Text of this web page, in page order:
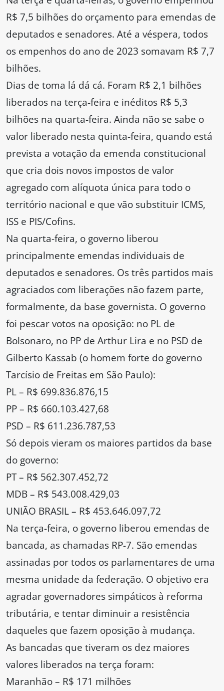
R$ 7,5 bilhões do orçamento para emendas de
deputados e senadores. Até a véspera, todos
os empenhos do ano de 2023 somavam R$ 7,7
bilhões.
Dias de toma lá dá cá. Foram R$ 2,1 bilhões
liberados na terça-feira e inéditos R$ 5,3
bilhões na quarta-feira. Ainda não se sabe o
valor liberado nesta quinta-feira, quando está
prevista a votação da emenda constitucional
que cria dois novos impostos de valor
agregado com alíquota única para todo o
território nacional e que vão substituir ICMS,
ISS e PIS/Cofins.
Na quarta-feira, o governo liberou
principalmente emendas individuais de
deputados e senadores. Os três partidos mais
agraciados com liberações não fazem parte,
formalmente, da base governista. O governo
foi pescar votos na oposição: no PL de
Bolsonaro, no PP de Arthur Lira e no PSD de
Gilberto Kassab (o homem forte do governo
Tarcísio de Freitas em São Paulo):
PL – R$ 699.836.876,15
PP – R$ 660.103.427,68
PSD – R$ 611.236.787,53
Só depois vieram os maiores partidos da base
do governo:
PT – R$ 562.307.452,72
MDB – R$ 543.008.429,03
UNIÃO BRASIL – R$ 453.646.097,72
Na terça-feira, o governo liberou emendas de
bancada, as chamadas RP-7. São emendas
assinadas por todos os parlamentares de uma
mesma unidade da federação. O objetivo era
agradar governadores simpáticos à reforma
tributária, e tentar diminuir a resistência
daqueles que fazem oposição à mudança.
As bancadas que tiveram os dez maiores
valores liberados na terça foram:
Maranhão – R$ 171 milhões